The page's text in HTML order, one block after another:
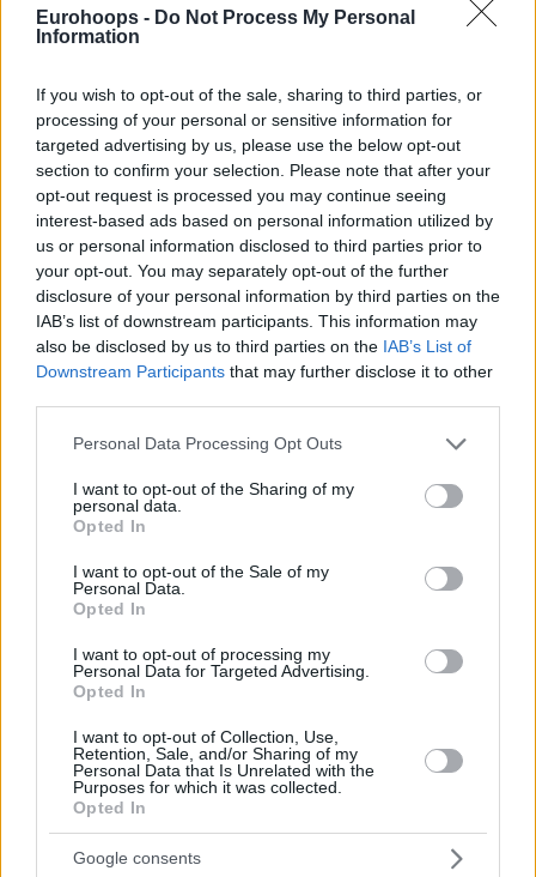
Eurohoops - Do Not Process My Personal
Information
If you wish to opt-out of the sale, sharing to third parties, or
processing of your personal or sensitive information for
targeted advertising by us, please use the below opt-out
section to confirm your selection. Please note that after your
opt-out request is processed you may continue seeing
interest-based ads based on personal information utilized by
us or personal information disclosed to third parties prior to
your opt-out. You may separately opt-out of the further
disclosure of your personal information by third parties on the
IAB’s list of downstream participants. This information may
also be disclosed by us to third parties on the IAB’s List of
Downstream Participants that may further disclose it to other
Please note that this website/app uses one or more Google
not limited to your visit or usage behaviour. You may click to
grant or deny consent to Google and its third-party tags to
use your data for below specified purposes in below Google
consent section.
Personal Data Processing Opt Outs
I want to opt-out of the Sharing of my
personal data.
Opted In
I want to opt-out of the Sale of my
Personal Data.
Opted In
I want to opt-out of processing my
Personal Data for Targeted Advertising.
Opted In
I want to opt-out of Collection, Use,
Retention, Sale, and/or Sharing of my
Personal Data that Is Unrelated with the
Purposes for which it was collected.
Opted In
Google consents
Δημοκρατίας, Κατερίνα Σακελλαροπούλου:
γίνουν πραγματικότητα» , έγραψε στο μήνυμα του ο
Γιάννης στον προσωπικό του λογαριασμό στο twitter και το
instagram, συνοδευόμενο από δύο φωτογραφίες, μία
προσωπική της Μαράια να σβήνει τα κεράκια και μία μαζί
της.
Happy birthday my love ? may your dreams come
true@mariahdanae15
pic.twitter.com/2GOwxckzUi
— Giannis Ugo Antetokounmpo
(@Giannis_An34)September 17, 2021